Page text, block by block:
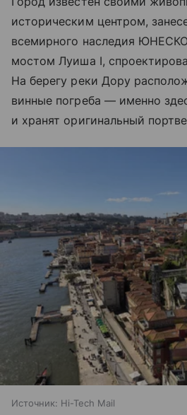
историческим центром,
всемирного наследия
мостом Луиша I,
На берегу реки Дору
винные погреба — именно
и хранят оригинальный
Источник: Hi-Tech Mail